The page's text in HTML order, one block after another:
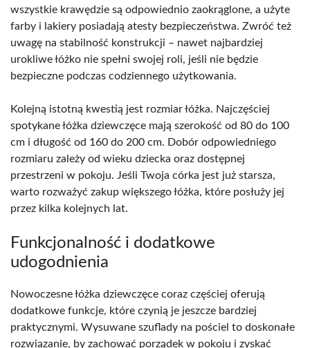
wszystkie krawędzie są odpowiednio zaokrąglone, a użyte
farby i lakiery posiadają atesty bezpieczeństwa. Zwróć też
uwagę na stabilność konstrukcji – nawet najbardziej
urokliwe łóżko nie spełni swojej roli, jeśli nie będzie
bezpieczne podczas codziennego użytkowania.
Kolejną istotną kwestią jest rozmiar łóżka. Najczęściej
spotykane łóżka dziewczęce mają szerokość od 80 do 100
cm i długość od 160 do 200 cm. Dobór odpowiedniego
rozmiaru zależy od wieku dziecka oraz dostępnej
przestrzeni w pokoju. Jeśli Twoja córka jest już starsza,
warto rozważyć zakup większego łóżka, które posłuży jej
przez kilka kolejnych lat.
Funkcjonalność i dodatkowe
udogodnienia
Nowoczesne łóżka dziewczęce coraz częściej oferują
dodatkowe funkcje, które czynią je jeszcze bardziej
praktycznymi. Wysuwane szuflady na pościel to doskonałe
rozwiązanie, by zachować porządek w pokoju i zyskać